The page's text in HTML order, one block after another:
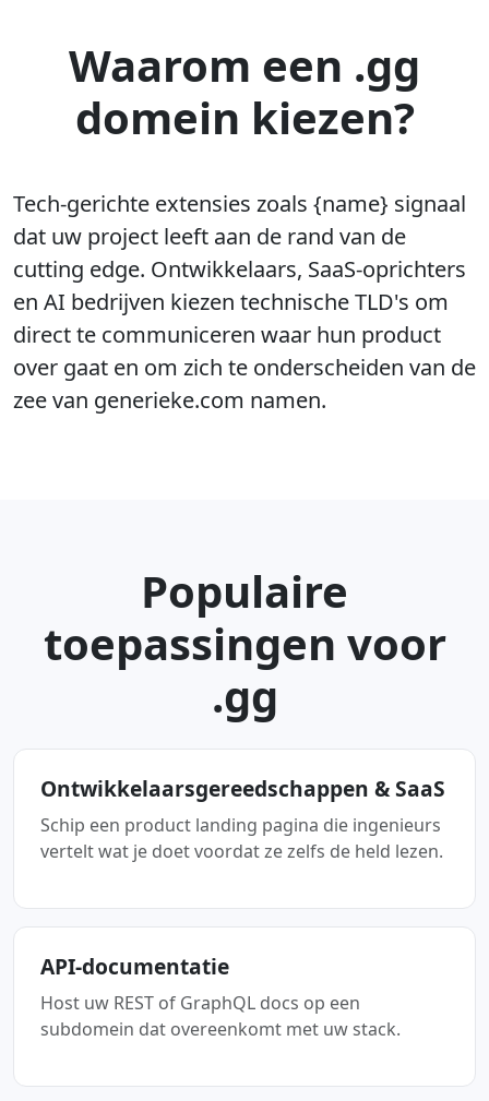
Waarom een .gg
domein kiezen?
Tech-gerichte extensies zoals {name} signaal
dat uw project leeft aan de rand van de
cutting edge. Ontwikkelaars, SaaS-oprichters
en AI bedrijven kiezen technische TLD's om
direct te communiceren waar hun product
over gaat en om zich te onderscheiden van de
zee van generieke.com namen.
Populaire
toepassingen voor
.gg
Ontwikkelaarsgereedschappen & SaaS
Schip een product landing pagina die ingenieurs
vertelt wat je doet voordat ze zelfs de held lezen.
API-documentatie
Host uw REST of GraphQL docs op een
subdomein dat overeenkomt met uw stack.